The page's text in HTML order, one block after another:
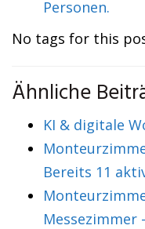
Personen.
No tags for this
Ähnliche
KI & digitale
Bereits 11
Messezimmer